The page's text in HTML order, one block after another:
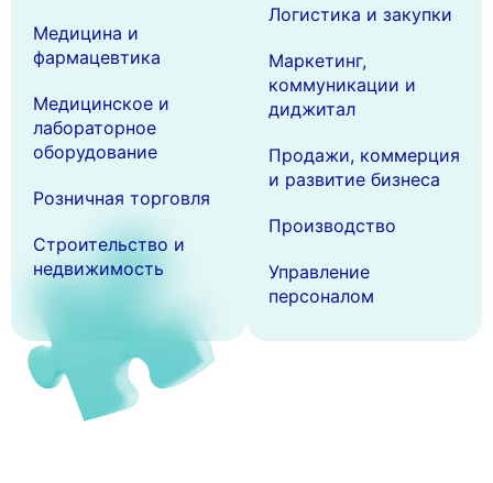
Медицина и
фармацевтика
Медицинское и
лабораторное
оборудование
Розничная торговля
Строительство и
недвижимость
Логистика и закупки
Маркетинг,
коммуникации и
диджитал
Продажи, коммерция
и развитие бизнеса
Производство
Управление
персоналом